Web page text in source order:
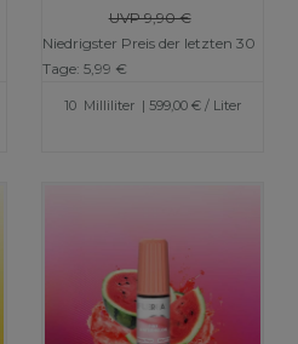
UVP 9,90 €
Niedrigster Preis der letzten 30
Tage: 5,99 €
10 Milliliter | 599,00 € / Liter